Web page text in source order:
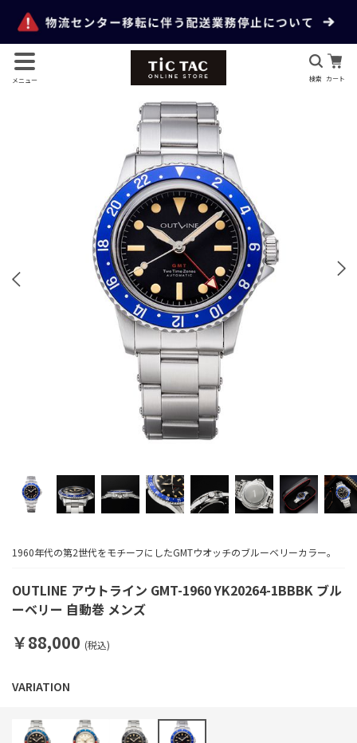
メニュー 検索 カート
OUTLINE アウトライン GMT-1960 YK20264-1BBBK ブル
ーベリー 自動巻 メンズ
1960年代の第2世代をモチーフにしたGMTウオッチのブルーベリーカラー。
￥88,000 (税込)